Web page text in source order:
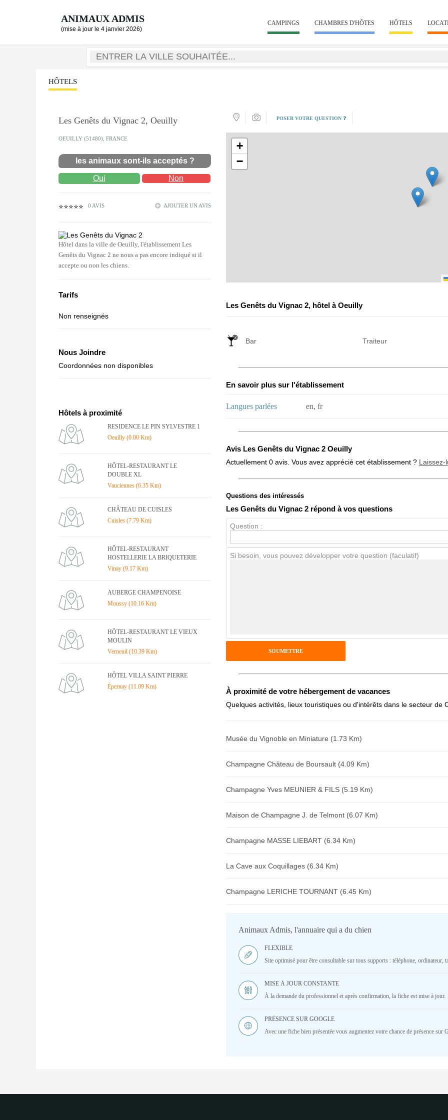
ANIMAUX ADMIS
(mise à jour le 4 janvier 2026)
CAMPINGS CHAMBRES D'HÔTES HÔTELS
HÔTELS
Les Genêts du Vignac 2, Oeuilly
OEUILLY (51480), FRANCE
les animaux sont-ils acceptés ?
Oui Non
⭐⭐⭐⭐⭐ 0 AVIS AJOUTER UN AVIS
Hôtel dans la ville de Oeuilly, l'établissement Les
Genêts du Vignac 2 ne nous a pas encore indiqué si il
accepte ou non les chiens.
Tarifs
Non renseignés
Nous Joindre
Coordonnées non disponibles
Hôtels à proximité
RESIDENCE LE PIN SYLVESTRE 1
Oeuilly (0.00 Km)
HÔTEL-RESTAURANT LE
DOUBLE XL
Vauciennes (6.35 Km)
CHÂTEAU DE CUISLES
Cuisles (7.79 Km)
HÔTEL-RESTAURANT
HOSTELLERIE LA BRIQUETERIE
Vinay (9.17 Km)
AUBERGE CHAMPENOISE
Moussy (10.16 Km)
HÔTEL-RESTAURANT LE VIEUX
MOULIN
Verneuil (10.39 Km)
HÔTEL VILLA SAINT PIERRE
Épernay (11.09 Km)
POSER VOTRE QUESTION ❓
+
−
Les Genêts du Vignac 2, hôtel à Oeuilly
Bar Traiteur
En savoir plus sur l'établissement
Langues parlées en, fr
Avis Les Genêts du Vignac 2 Oeuilly
Actuellement 0 avis. Vous avez apprécié cet établissement ? Laissez-
Note globale
Avis Clients
Antispam - Combien font 7x4 (en chiffres) :
Avis sur l'établissement :
Questions des intéressés
Les Genêts du Vignac 2 répond à vos questions
Question :
Si besoin, vous pouvez développer votre question (faculatif)
À proximité de votre hébergement de vacances
Quelques activités, lieux touristiques ou d'intérêts dans le secteur de
Musée du Vignoble en Miniature (1.73 Km)
Champagne Château de Boursault (4.09 Km)
Champagne Yves MEUNIER & FILS (5.19 Km)
Maison de Champagne J. de Telmont (6.07 Km)
Champagne MASSE LIEBART (6.34 Km)
La Cave aux Coquillages (6.34 Km)
Champagne LERICHE TOURNANT (6.45 Km)
Animaux Admis, l'annuaire qui a du chien
FLEXIBLE
Site optimisé pour être consultable sur tous supports : téléphone, ordinateur,
MISE À JOUR CONSTANTE
À la demande du professionnel et après confirmation, la fiche est mise à jour.
PRÉSENCE SUR GOOGLE
Avec une fiche bien présentée vous augmentez votre chance de présence sur